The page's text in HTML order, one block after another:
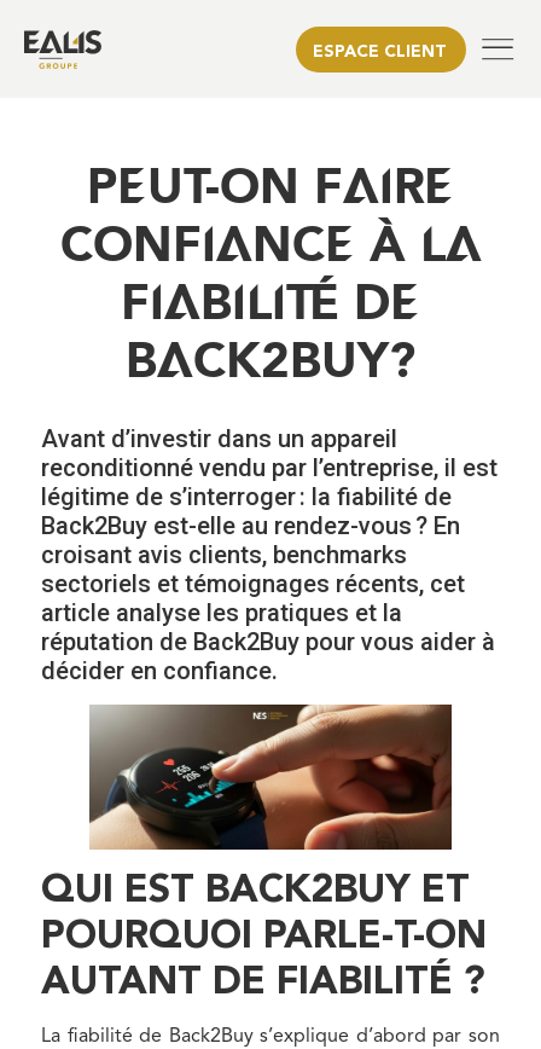
ESPACE CLIENT
PEUT-ON FAIRE
CONFIANCE À LA
FIABILITÉ DE
BACK2BUY?
Avant d’investir dans un appareil
reconditionné vendu par l’entreprise, il est
légitime de s’interroger : la fiabilité de
Back2Buy est-elle au rendez-vous ? En
croisant avis clients, benchmarks
sectoriels et témoignages récents, cet
article analyse les pratiques et la
réputation de Back2Buy pour vous aider à
décider en confiance.
QUI EST BACK2BUY ET
POURQUOI PARLE-T-ON
AUTANT DE FIABILITÉ ?
La fiabilité de Back2Buy s’explique d’abord par son